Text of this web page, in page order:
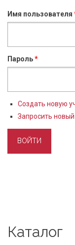
Имя пользователя
Пароль*
Создать новую
Запросить
Каталог